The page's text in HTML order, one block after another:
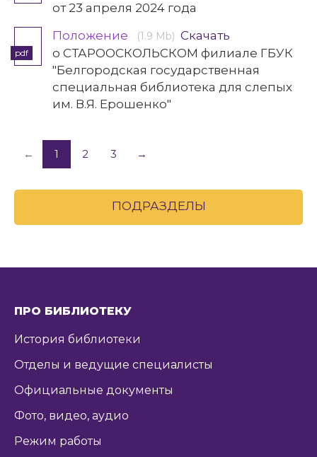
от 23 апреля 2024 года
pdf
Положение (1.9 Mb) Скачать
о СТАРООСКОЛЬСКОМ филиале ГБУК
"Белгородская государственная
специальная библиотека для слепых
им. В.Я. Ерошенко"
← 1 2 3 →
ПОДРАЗДЕЛЫ
ПРО БИБЛИОТЕКУ
История библиотеки
Отделы и ведущие специалисты
Официальные документы
Фото, видео, аудио
Режим работы